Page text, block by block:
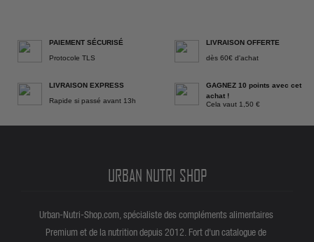
PAIEMENT SÉCURISÉ
Protocole TLS
LIVRAISON OFFERTE
dès 60€ d'achat
LIVRAISON EXPRESS
Rapide si passé avant 13h
GAGNEZ 10 points avec cet
achat !
Cela vaut 1,50 €
URBAN NUTRI SHOP
Urban-Nutri-Shop.com, spécialiste des compléments alimentaires
Premium et de la nutrition depuis 2012. Fort d'un catalogue de